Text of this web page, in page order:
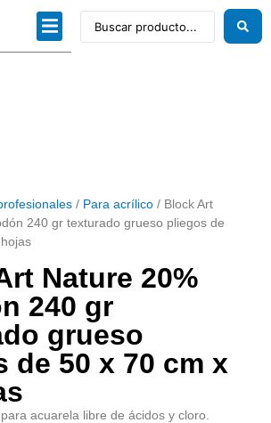
/ Para acrílico / Block Art
240 gr texturado grueso pliegos de
Nature 20%
240 gr
grueso
de 50 x 70 cm x
acuarela libre de ácidos y cloro.